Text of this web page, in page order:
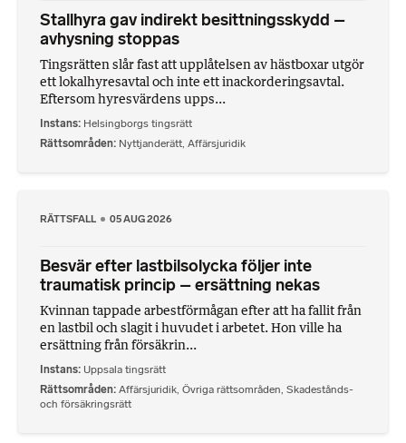
Stallhyra gav indirekt besittningsskydd –
avhysning stoppas
Tingsrätten slår fast att upplåtelsen av hästboxar utgör
ett lokalhyresavtal och inte ett inackorderingsavtal.
Eftersom hyresvärdens upps...
Instans Helsingborgs tingsrätt
Rättsområden Nyttjanderätt Affärsjuridik
RÄTTSFALL 05 AUG 2026
Besvär efter lastbilsolycka följer inte
traumatisk princip – ersättning nekas
Kvinnan tappade arbestförmågan efter att ha fallit från
en lastbil och slagit i huvudet i arbetet. Hon ville ha
ersättning från försäkrin...
Instans Uppsala tingsrätt
Rättsområden Affärsjuridik Övriga rättsområden Skadestånds-
och försäkringsrätt